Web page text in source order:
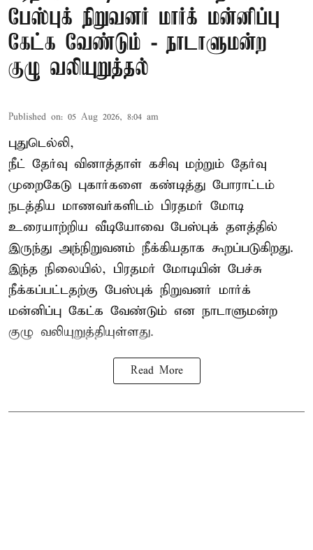
பேஸ்புக் நிறுவனர் மார்க் மன்னிப்பு
கேட்க வேண்டும் - நாடாளுமன்ற
குழு வலியுறுத்தல்
Published on: 05 Aug 2026, 8:04 am
புதுடெல்லி,
நீட் தேர்வு வினாத்தாள் கசிவு மற்றும் தேர்வு
முறைகேடு புகார்களை கண்டித்து போராட்டம்
நடத்திய மாணவர்களிடம் பிரதமர் மோடி
உரையாற்றிய வீடியோவை பேஸ்புக் தளத்தில்
இருந்து அந்நிறுவனம் நீக்கியதாக கூறப்படுகிறது.
இந்த நிலையில், பிரதமர் மோடியின் பேச்சு
நீக்கப்பட்டதற்கு பேஸ்புக் நிறுவனர் மார்க்
மன்னிப்பு கேட்க வேண்டும் என நாடாளுமன்ற
குழு வலியுறுத்தியுள்ளது.
Read More